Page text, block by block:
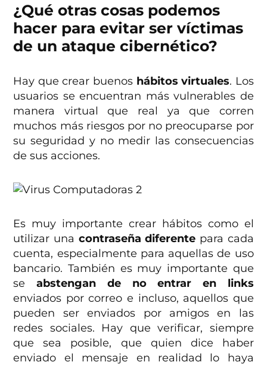
¿Qué otras cosas podemos
hacer para evitar ser víctimas
de un ataque cibernético?
Hay que crear buenos hábitos virtuales. Los
usuarios se encuentran más vulnerables de
manera virtual que real ya que corren
muchos más riesgos por no preocuparse por
su seguridad y no medir las consecuencias
de sus acciones.
Es muy importante crear hábitos como el
utilizar una contraseña diferente para cada
cuenta, especialmente para aquellas de uso
bancario. También es muy importante que
seabstengan de no entrar en links
enviados por correo e incluso, aquellos que
pueden ser enviados por amigos en las
redes sociales. Hay que verificar, siempre
que sea posible, que quien dice haber
enviado el mensaje en realidad lo haya